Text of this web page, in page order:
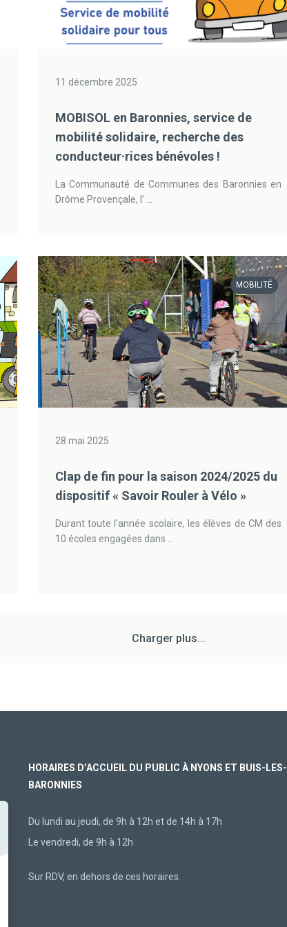
11 décembre 2025
MOBISOL en Baronnies, service de
mobilité solidaire, recherche des
conducteur·rices bénévoles !
La Communauté de Communes des Baronnies en
Drôme Provençale, l’ ...
MOBILITÉ
28 mai 2025
Clap de fin pour la saison 2024/2025 du
dispositif « Savoir Rouler à Vélo »
Durant toute l’année scolaire, les élèves de CM des
10 écoles engagées dans ...
Charger plus...
HORAIRES D’ACCUEIL DU PUBLIC À NYONS ET BUIS-LES-
BARONNIES
Du lundi au jeudi, de 9h à 12h et de 14h à 17h
Le vendredi, de 9h à 12h
Sur RDV, en dehors de ces horaires.